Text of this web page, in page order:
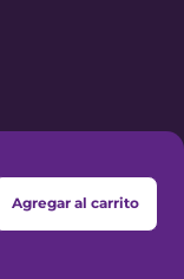
Agregar al carrito